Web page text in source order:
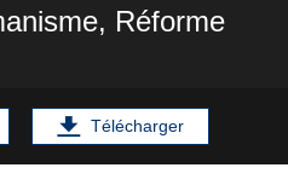
Réforme
Télécharger